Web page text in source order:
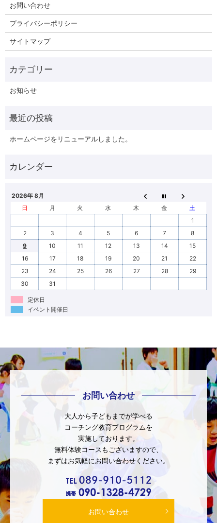
お問い合わせ
プライバシーポリシー
サイトマップ
お知らせ
ホームページをリニューアルしました。
2026年 8月
日
月 火 水 木 金
土
1
2
3 4 5 6 7
8
9
10 11 12 13 14
15
16
17 18 19 20 21
22
23
24 25 26 27 28
29
30
31
定休日
イベント開催日
お問い合わせ
大人から子どもまでが学べる
コーチング教育プログラムを
実施しております。
無料体験コースもございますので、
まずはお気軽にお問い合わせください。
お問い合わせ